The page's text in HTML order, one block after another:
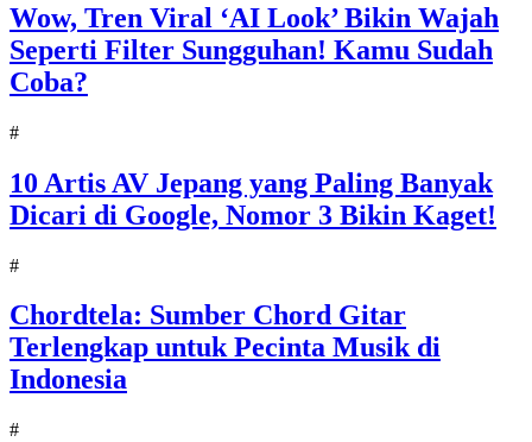
Wow, Tren Viral ‘AI Look’ Bikin Wajah
Seperti Filter Sungguhan! Kamu Sudah
Coba?
#
10 Artis AV Jepang yang Paling Banyak
Dicari di Google, Nomor 3 Bikin Kaget!
#
Chordtela: Sumber Chord Gitar
Terlengkap untuk Pecinta Musik di
Indonesia
#